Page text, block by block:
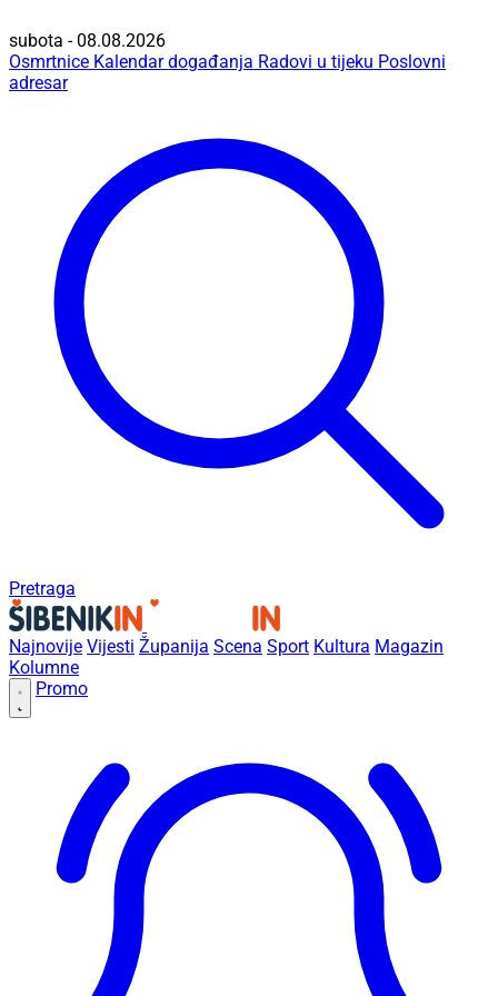
subota - 08.08.2026
Osmrtnice Kalendar događanja Radovi u tijeku Poslovni
adresar
Pretraga
Najnovije Vijesti Županija Scena Sport Kultura Magazin
Kolumne
Promo